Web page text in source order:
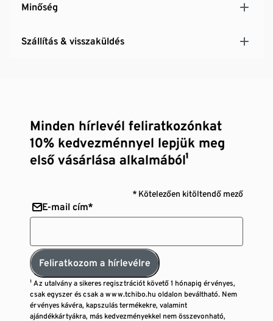
Minőség
Szállítás & visszaküldés
Minden hírlevél feliratkozónkat
10% kedvezménnyel lepjük meg
első vásárlása alkalmából¹
* Kötelezően kitöltendő mező
E-mail cím*
Feliratkozom a hírlevélre
¹ Az utalvány a sikeres regisztrációt követő 1 hónapig érvényes,
csak egyszer és csak a www.tchibo.hu oldalon beváltható. Nem
érvényes kávéra, kapszulás termékekre, valamint
ajándékkártyákra, más kedvezményekkel nem összevonható,